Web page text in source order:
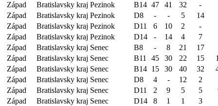
Západ
Bratislavsky kraj Pezinok B14 47 41 32
-
Západ
Bratislavsky kraj Pezinok D8 - - 5
14
Západ
Bratislavsky kraj Pezinok D11 6 10 2
-
Západ
Bratislavsky kraj Pezinok D14 - 14 4
7
Západ
Bratislavsky kraj Senec B8 - 8 21
17
Západ
Bratislavsky kraj Senec B11 45 30 22 15
Západ
Bratislavsky kraj Senec B14 15 30 40 32
Západ
Bratislavsky kraj Senec D8 4 - 12
2
Západ
Bratislavsky kraj Senec D11 2 9 5 5
Západ
Bratislavsky kraj Senec D14 8 1 1 3